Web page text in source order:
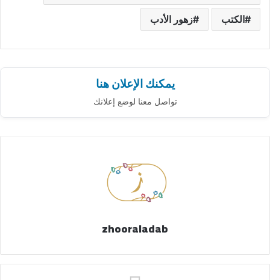
الكتب زهور الأدب
يمكنك الإعلان هنا
تواصل معنا لوضع إعلانك
zhooraladab